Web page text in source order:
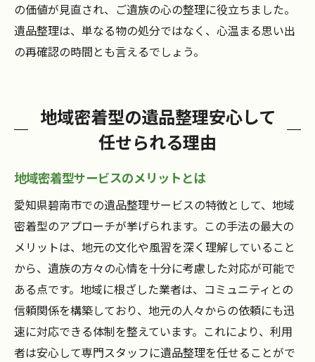
の価値が見直され、ご遺族の心の整理に役立ちました。
遺品整理は、単なる物の処分ではなく、心温まる思い出
の再確認の時間とも言えるでしょう。
地域密着型の遺品整理安心して
任せられる理由
地域密着型サービスのメリットとは
愛知県碧南市での遺品整理サービスの特徴として、地域
密着型のアプローチが挙げられます。この手法の最大の
メリットは、地元の文化や風習を深く理解していること
から、遺族の方々の心情を十分に考慮した対応が可能で
ある点です。地域に根ざした業者は、コミュニティとの
信頼関係を構築しており、地元の人々からの依頼にも迅
速に対応できる体制を整えています。これにより、利用
者は安心して専門スタッフに遺品整理を任せることがで